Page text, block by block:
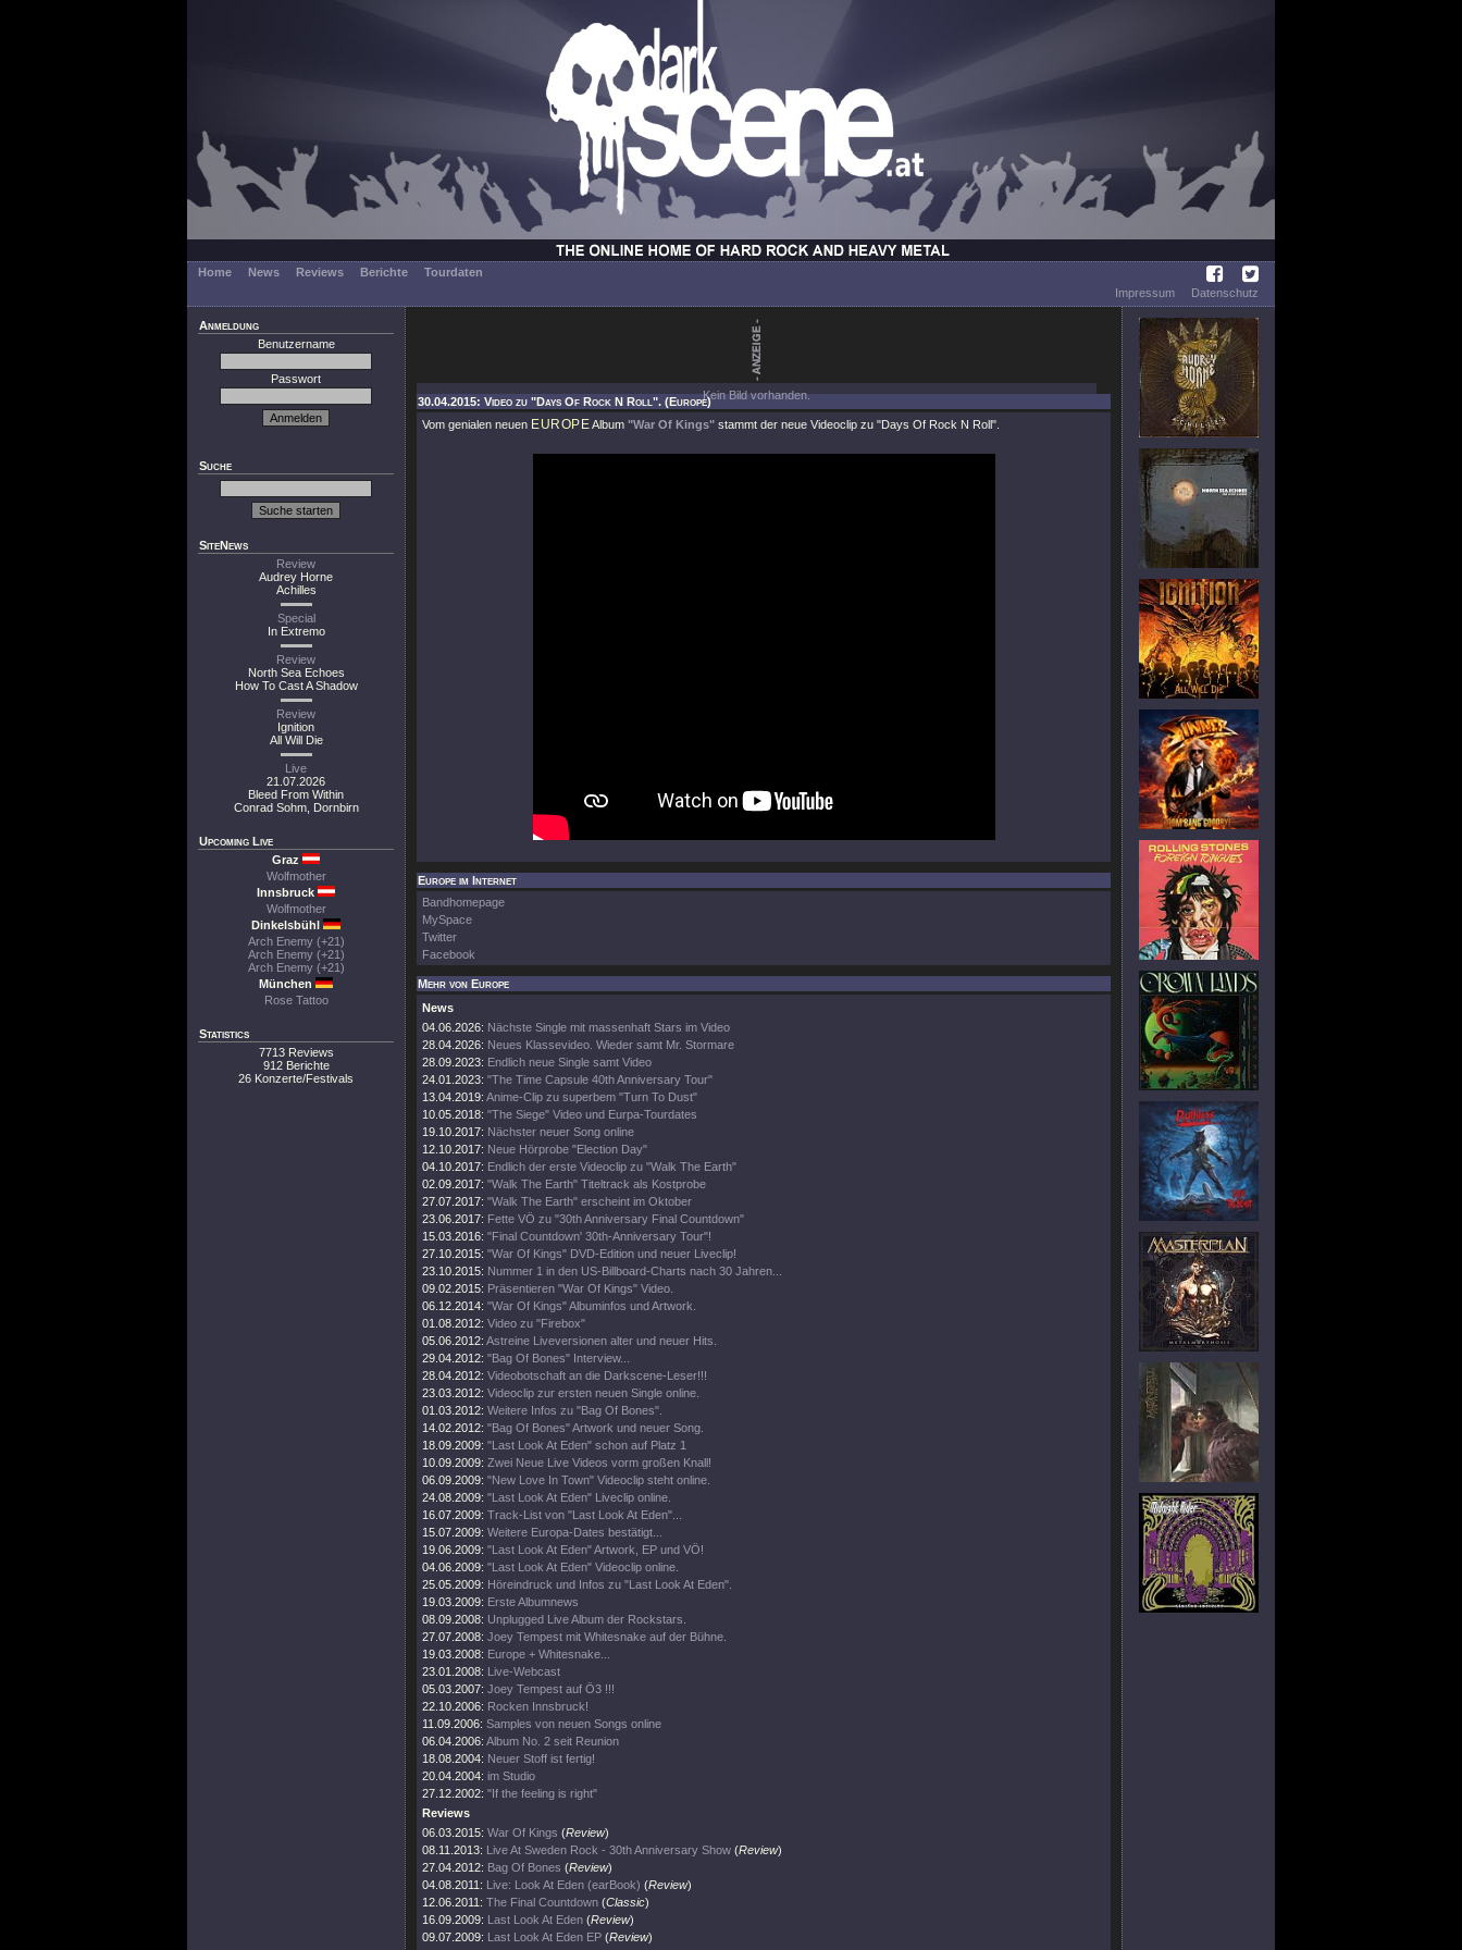
Home News Reviews Berichte
Tourdaten
Impressum
Datenschutz
Anmeldung
Benutzername
Passwort
Suche
SiteNews
Review
Audrey Horne
Achilles
Special
In Extremo
Review
North Sea Echoes
How To Cast A Shadow
Review
Ignition
All Will Die
Live
21.07.2026
Bleed From Within
Conrad Sohm, Dornbirn
Upcoming Live
Graz
Wolfmother
Innsbruck
Wolfmother
Dinkelsbühl
Arch Enemy (+21)
Arch Enemy (+21)
Arch Enemy (+21)
München
Rose Tattoo
Statistics
7713 Reviews
912 Berichte
26 Konzerte/Festivals
Kein Bild vorhanden.
30.04.2015: Video zu "Days Of Rock N Roll". (Europe)
Vom genialen neuen EUROPEAlbum "War Of Kings" stammt der neue Videoclip zu "Days Of Rock N Roll"
Europe im Internet
Bandhomepage
MySpace
Twitter
Facebook
Mehr von Europe
News
04.06.2026: Nächste Single mit massenhaft Stars im Video
28.04.2026: Neues Klassevideo. Wieder samt Mr. Stormare
28.09.2023: Endlich neue Single samt Video
24.01.2023: "The Time Capsule 40th Anniversary Tour"
13.04.2019: Anime-Clip zu superbem "Turn To Dust"
10.05.2018: "The Siege" Video und Eurpa-Tourdates
19.10.2017: Nächster neuer Song online
12.10.2017: Neue Hörprobe "Election Day"
04.10.2017: Endlich der erste Videoclip zu "Walk The Earth"
02.09.2017: "Walk The Earth" Titeltrack als Kostprobe
27.07.2017: "Walk The Earth" erscheint im Oktober
23.06.2017: Fette VÖ zu "30th Anniversary Final Countdown"
15.03.2016: "Final Countdown' 30th-Anniversary Tour"!
27.10.2015: "War Of Kings" DVD-Edition und neuer Liveclip!
23.10.2015: Nummer 1 in den US-Billboard-Charts nach 30 Jahren...
09.02.2015: Präsentieren "War Of Kings" Video.
06.12.2014: "War Of Kings" Albuminfos und Artwork.
01.08.2012: Video zu "Firebox"
05.06.2012: Astreine Liveversionen alter und neuer Hits.
29.04.2012: "Bag Of Bones" Interview...
28.04.2012: Videobotschaft an die Darkscene-Leser!!!
23.03.2012: Videoclip zur ersten neuen Single online.
01.03.2012: Weitere Infos zu "Bag Of Bones".
14.02.2012: "Bag Of Bones" Artwork und neuer Song.
18.09.2009: "Last Look At Eden" schon auf Platz 1
10.09.2009: Zwei Neue Live Videos vorm großen Knall!
06.09.2009: "New Love In Town" Videoclip steht online.
24.08.2009: "Last Look At Eden" Liveclip online.
16.07.2009: Track-List von "Last Look At Eden"...
15.07.2009: Weitere Europa-Dates bestätigt...
19.06.2009: "Last Look At Eden" Artwork, EP und VÖ!
04.06.2009: "Last Look At Eden" Videoclip online.
25.05.2009: Höreindruck und Infos zu "Last Look At Eden".
19.03.2009: Erste Albumnews
08.09.2008: Unplugged Live Album der Rockstars.
27.07.2008: Joey Tempest mit Whitesnake auf der Bühne.
19.03.2008: Europe + Whitesnake...
23.01.2008: Live-Webcast
05.03.2007: Joey Tempest auf Ö3 !!!
22.10.2006: Rocken Innsbruck!
11.09.2006: Samples von neuen Songs online
06.04.2006: Album No. 2 seit Reunion
18.08.2004: Neuer Stoff ist fertig!
20.04.2004: im Studio
27.12.2002: "If the feeling is right"
Reviews
06.03.2015: War Of Kings (Review)
08.11.2013: Live At Sweden Rock - 30th Anniversary Show (Review)
27.04.2012: Bag Of Bones (Review)
04.08.2011: Live: Look At Eden (earBook) (Review)
12.06.2011: The Final Countdown (Classic)
16.09.2009: Last Look At Eden (Review)
09.07.2009: Last Look At Eden EP (Review)